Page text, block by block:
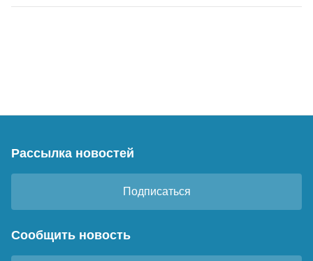
Рассылка новостей
Подписаться
Сообщить новость